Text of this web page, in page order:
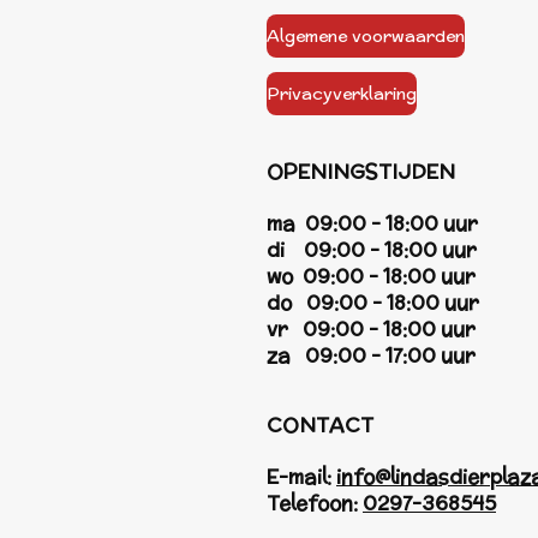
Algemene voorwaarden
Privacyverklaring
OPENINGSTIJDEN
ma 09:00 - 18:00 uur
di 09:00 - 18:00 uur
wo 09:00 - 18:00 uur
do 09:00 - 18:00 uur
vr 09:00 - 18:00 uur
za 09:00 - 17:00 uur
CONTACT
E-mail:
Telefoon: 0297-368545